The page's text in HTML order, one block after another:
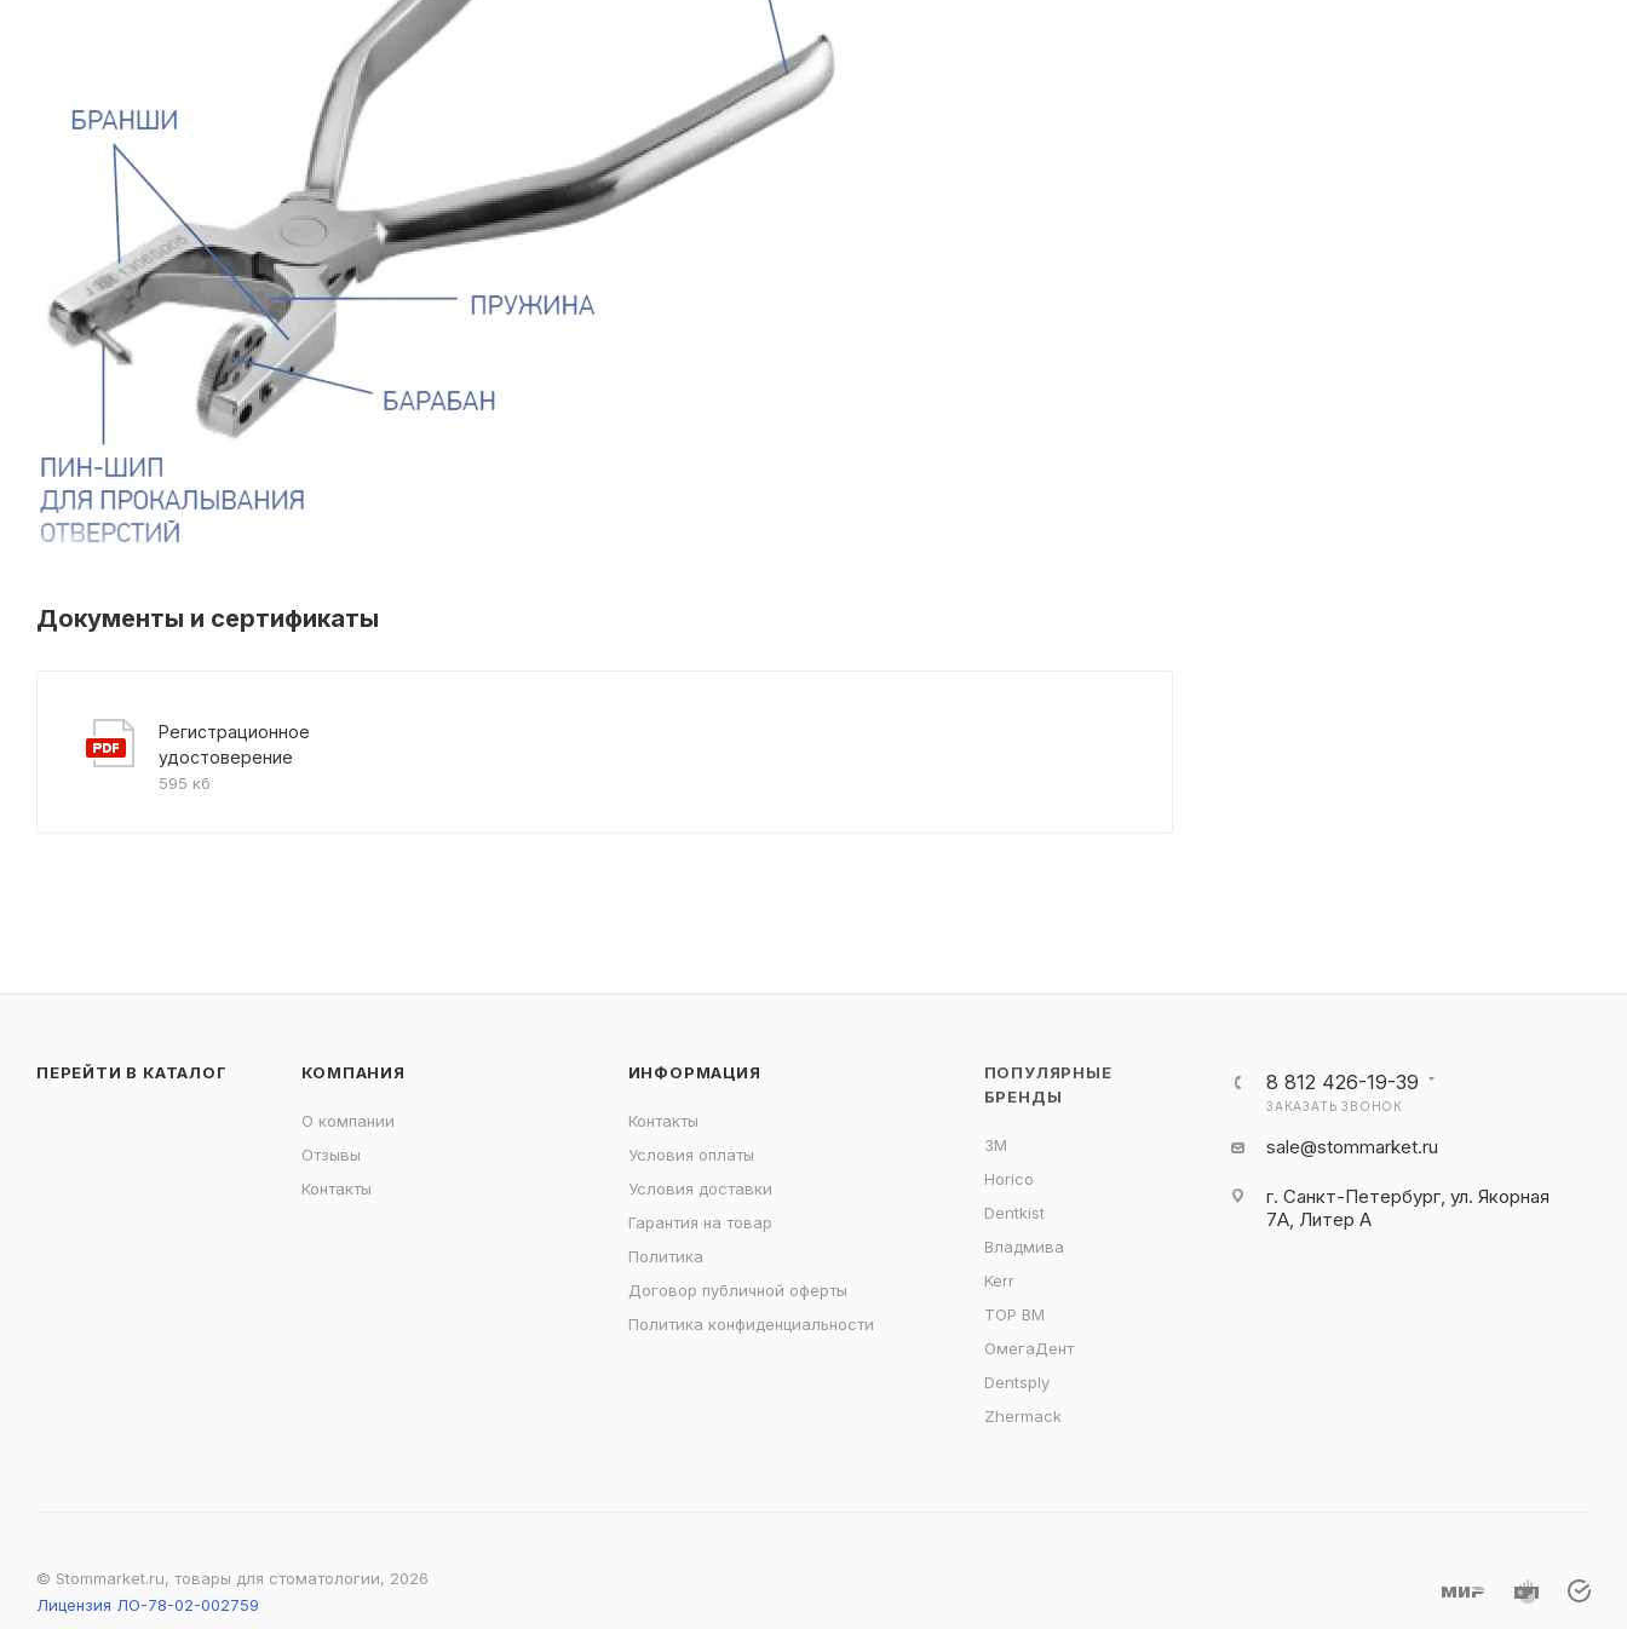
Документы и сертификаты
Регистрационное
удостоверение
595 кб
ПЕРЕЙТИ В КАТАЛОГ КОМПАНИЯ
О компании
Отзывы
Контакты
ИНФОРМАЦИЯ
Контакты
Условия оплаты
Условия доставки
Гарантия на товар
Политика
Договор публичной оферты
Политика конфиденциальности
ПОПУЛЯРНЫЕ
БРЕНДЫ
3M
Horico
Dentkist
Владмива
Kerr
ТОР ВМ
ОмегаДент
Dentsply
Zhermack
8 812 426-19-39
ЗАКАЗАТЬ ЗВОНОК
sale@stommarket.ru
г. Cанкт-Петербург, ул. Якорная
7А, Литер А
© Stommarket.ru, товары для стоматологии, 2026
Лицензия ЛО-78-02-002759